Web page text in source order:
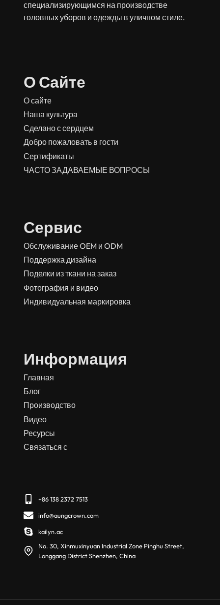
специализирующимся на производстве
головных уборов и одежды в уличном стиле.
О Сайте
О сайте
Наша культура
Сделано с сердцем
Добро пожаловать в гости
Сертификаты
ЧАСТО ЗАДАВАЕМЫЕ ВОПРОСЫ
Сервис
Обслуживание OEM и ODM
Поддержка дизайна
Поделки из ткани на заказ
Фотография и видео
Индивидуальная маркировка
Информация
Главная
Блог
Производство
Видео
Ресурсы
Связаться с
+86 138 2372 7513
info@aungcrown.com
kailyn.ac
No. 30, Xinmuxinyuan Industrial Zone Pinghu Street,
Longgang District Shenzhen, China